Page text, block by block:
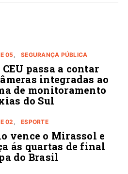
05 SEGURANÇA PÚBLICA
CEU passa a contar
integradas ao
de monitoramento
do Sul
02 ESPORTE
vence o Mirassol e
ás quartas de final
do Brasil